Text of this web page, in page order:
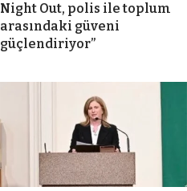
Night Out, polis ile toplum
arasındaki güveni
güçlendiriyor”